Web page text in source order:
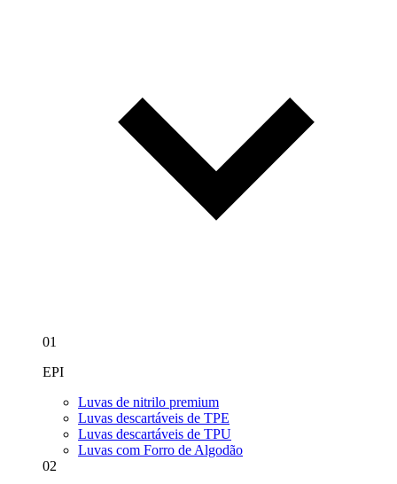
01
EPI
Luvas de nitrilo premium
Luvas descartáveis de TPE
Luvas descartáveis de TPU
Luvas com Forro de Algodão
02